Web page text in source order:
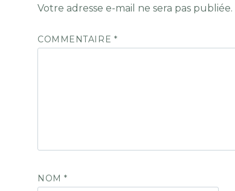
Votre adresse e-mail ne sera pas publiée.
COMMENTAIRE *
NOM*